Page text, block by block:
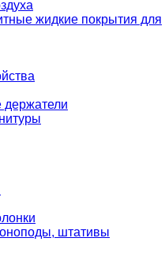
жидкие покрытия для
штативы